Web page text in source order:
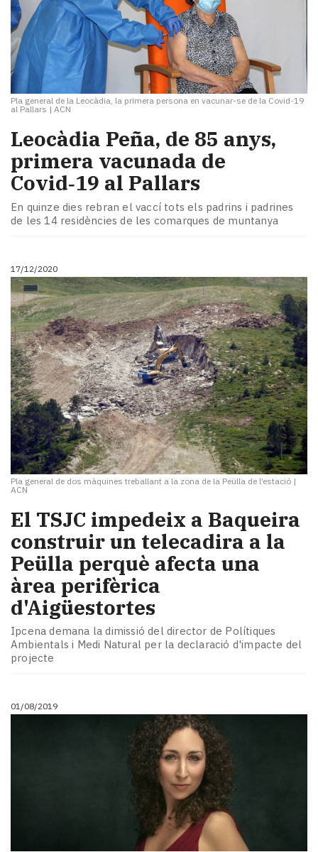
Pla general de la Leocàdia, la primera persona en vacunar-se de la Covid-19
al Pallars | ACN
Leocàdia Peña, de 85 anys,
primera vacunada de
Covid‑19 al Pallars
En quinze dies rebran el vaccí tots els padrins i padrines
de les 14 residències de les comarques de muntanya
17/12/2020
Pla general de dos màquines treballant a la zona de la Peülla de l’estació |
ACN
El TSJC impedeix a Baqueira
construir un telecadira a la
Peülla perquè afecta una
àrea perifèrica
d'Aigüestortes
Ipcena demana la dimissió del director de Polítiques
Ambientals i Medi Natural per la declaració d'impacte del
projecte
01/08/2019